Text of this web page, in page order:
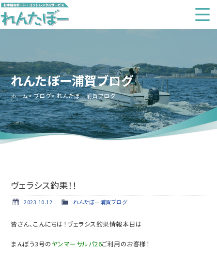
れんたぼー浦賀ブログ
ホーム ブログ れんたぼー浦賀ブログ
ヴェラシス釣果！！
2023.10.12 れんたぼー浦賀ブログ
皆さん、こんにちは！ヴェラシス釣果情報本日は
まんぼう3号の ヤンマーサルパ26ご利用のお客様！